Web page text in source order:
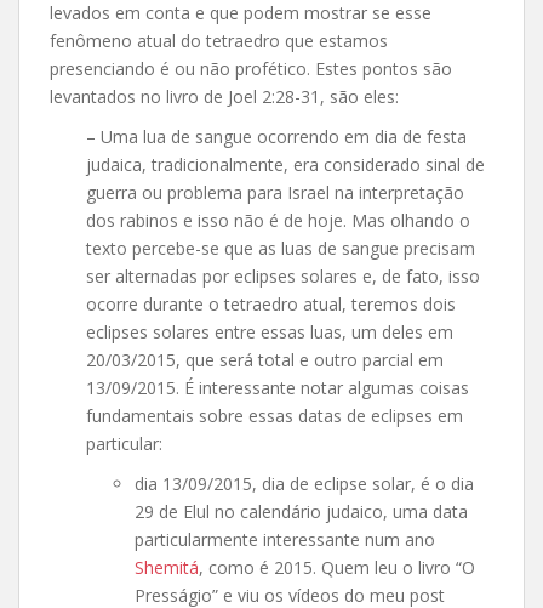
levados em conta e que podem mostrar se esse
fenômeno atual do tetraedro que estamos
presenciando é ou não profético. Estes pontos são
levantados no livro de Joel 2:28-31, são eles:
– Uma lua de sangue ocorrendo em dia de festa
judaica, tradicionalmente, era considerado sinal de
guerra ou problema para Israel na interpretação
dos rabinos e isso não é de hoje. Mas olhando o
texto percebe-se que as luas de sangue precisam
ser alternadas por eclipses solares e, de fato, isso
ocorre durante o tetraedro atual, teremos dois
eclipses solares entre essas luas, um deles em
20/03/2015, que será total e outro parcial em
13/09/2015. É interessante notar algumas coisas
fundamentais sobre essas datas de eclipses em
particular:
dia 13/09/2015, dia de eclipse solar, é o dia
29 de Elul no calendário judaico, uma data
particularmente interessante num ano
Shemitá, como é 2015. Quem leu o livro “O
Presságio” e viu os vídeos do meu post